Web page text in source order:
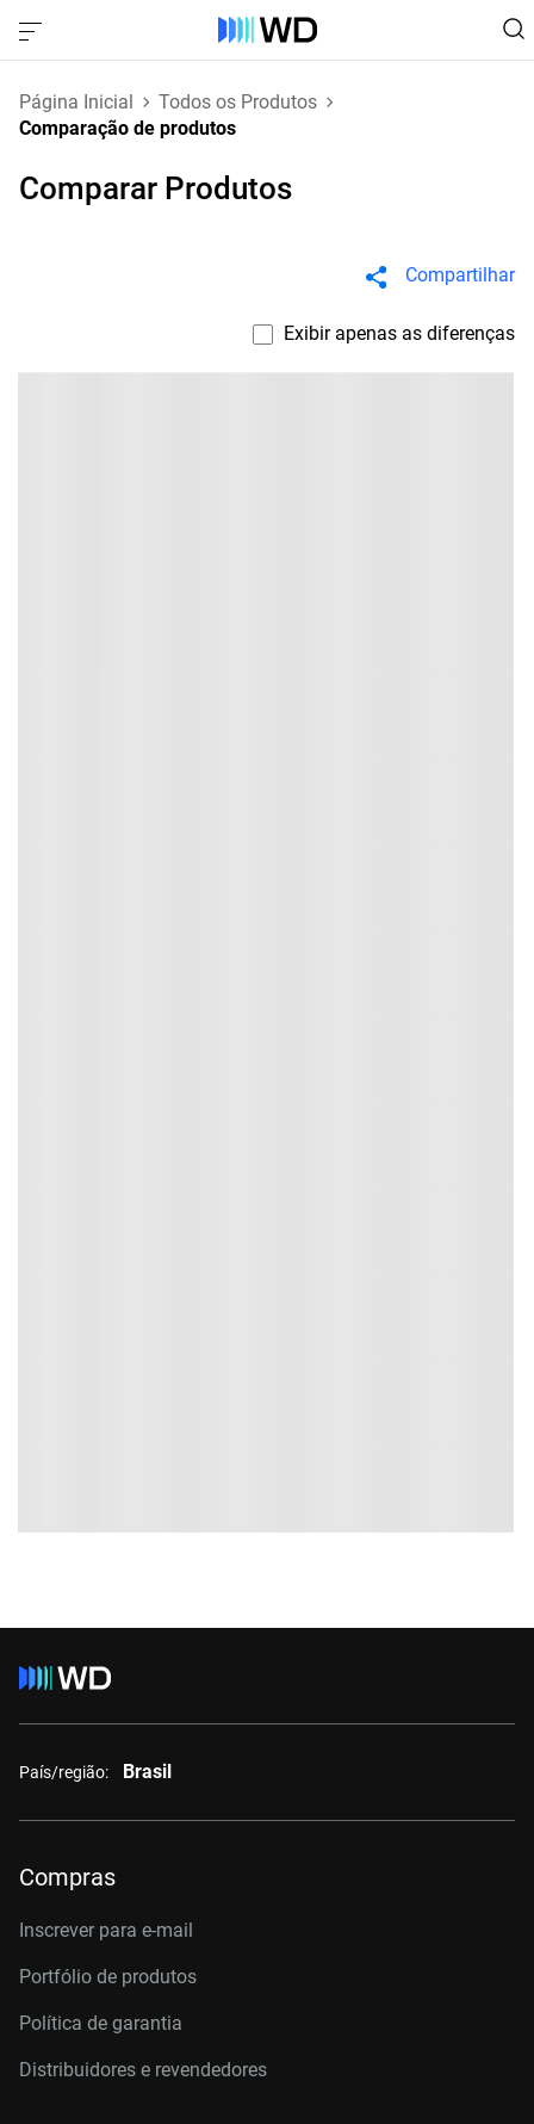
Página Inicial
Todos os Produtos
Comparação de produtos
Comparar Produtos
Compartilhar
Exibir apenas as diferenças
País/região: Brasil
Compras
Inscrever para e-mail
Portfólio de produtos
Política de garantia
Distribuidores e revendedores